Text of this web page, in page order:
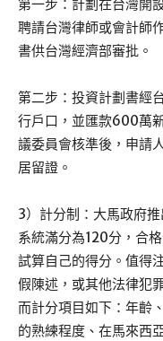
第一步：計劃在台灣開
聘請台灣律師或會計師
書供台灣經濟部審批。
第二步：投資計劃書經
行戶口，並匯款600萬
議委員會核準後，申請
居留證。
3）計分制：大馬政府
系統滿分為120分，合
試算自己的得分。值得
假陳述，或其他法律犯
而計分項目如下：年齡
的熟練程度、在馬來西